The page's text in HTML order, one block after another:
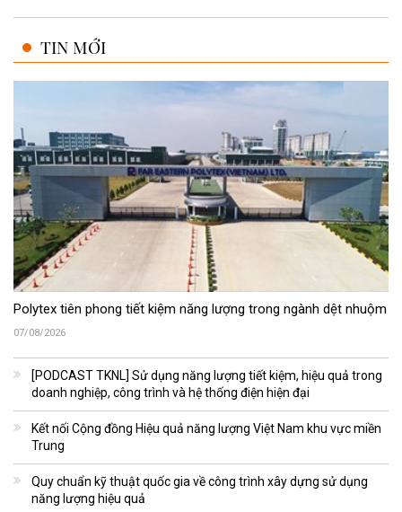
TIN MỚI
Polytex tiên phong tiết kiệm năng lượng trong ngành dệt nhuộm
07/08/2026
[PODCAST TKNL] Sử dụng năng lượng tiết kiệm, hiệu quả trong
doanh nghiệp, công trình và hệ thống điện hiện đại
Kết nối Cộng đồng Hiệu quả năng lượng Việt Nam khu vực miền
Trung
Quy chuẩn kỹ thuật quốc gia về công trình xây dựng sử dụng
năng lượng hiệu quả